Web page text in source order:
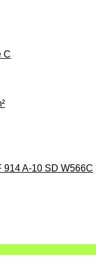
914 A-10 SD W566C
C